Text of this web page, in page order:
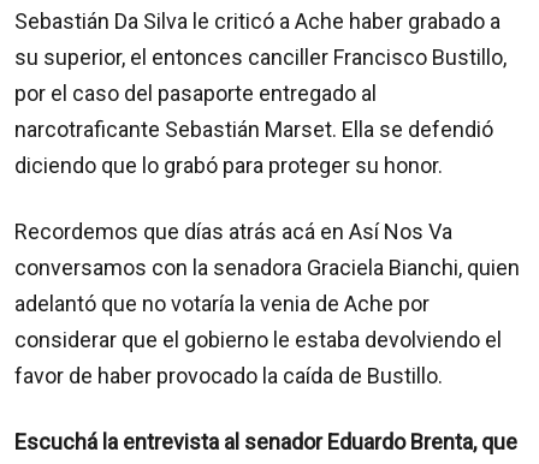
Sebastián Da Silva le criticó a Ache haber grabado a
su superior, el entonces canciller Francisco Bustillo,
por el caso del pasaporte entregado al
narcotraficante Sebastián Marset. Ella se defendió
diciendo que lo grabó para proteger su honor.
Recordemos que días atrás acá en Así Nos Va
conversamos con la senadora Graciela Bianchi, quien
adelantó que no votaría la venia de Ache por
considerar que el gobierno le estaba devolviendo el
favor de haber provocado la caída de Bustillo.
Escuchá la entrevista al senador Eduardo Brenta, que